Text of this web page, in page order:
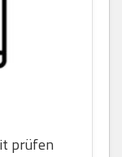
prüfen